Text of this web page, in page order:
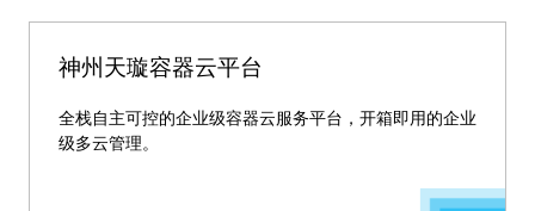
神州天璇容器云平台
全栈自主可控的企业级容器云服务平台，开箱即用的企业
级多云管理。